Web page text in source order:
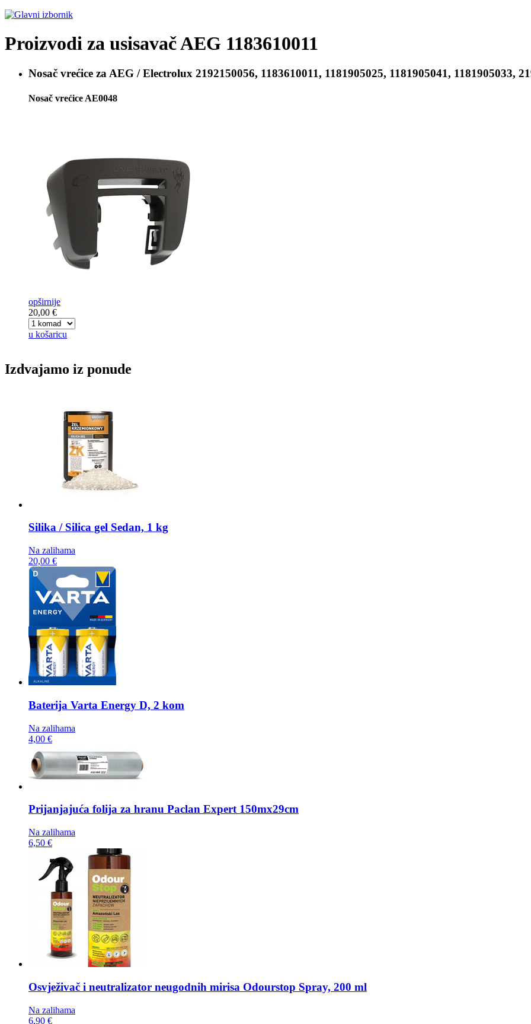
Proizvodi za usisavačAEG 1183610011
Nosač vrećice zaAEG / Electrolux 2192150056, 1183610011, 1181905025, 1181905041, 1181905033,
Nosač vrećice AE0048
opširnije
20,00 €
u košaricu
Izdvajamo iz ponude
Silika / Silica gel Sedan, 1 kg
Na zalihama
20,00 €
Baterija Varta Energy D, 2 kom
Na zalihama
4,00 €
Prijanjajuća folija za hranu Paclan Expert 150mx29cm
Na zalihama
6,50 €
Osvježivač i neutralizator neugodnih mirisa Odourstop Spray, 200 ml
Na zalihama
6,90 €